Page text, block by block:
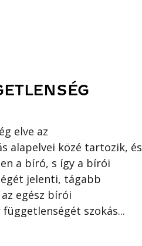
elve az
alapelvei közé tartozik, és
a bíró, s így a bírói
jelenti, tágabb
egész bírói
szokás...